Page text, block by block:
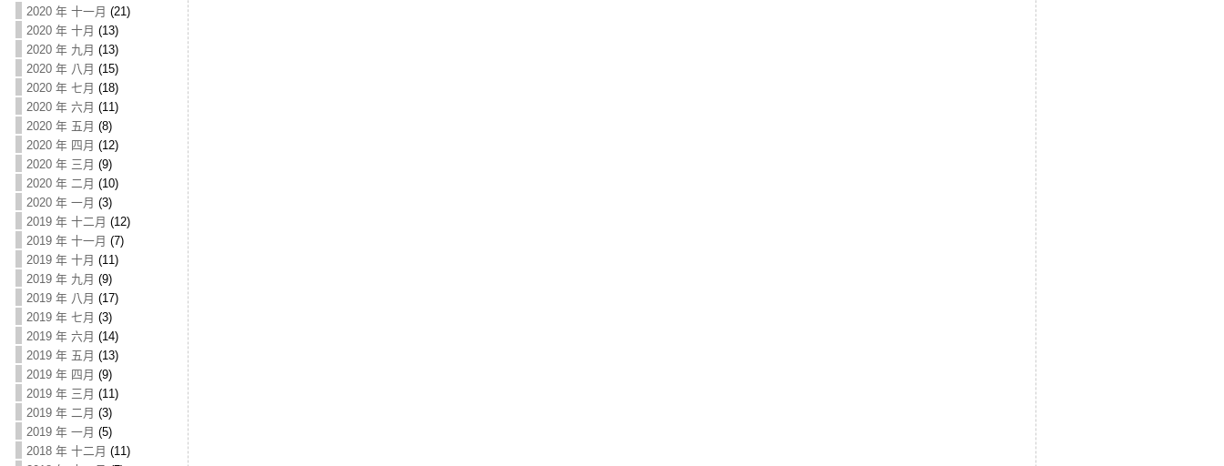
2020 年 十一月 (21)
2020 年 十月 (13)
2020 年 九月 (13)
2020 年 八月 (15)
2020 年 七月 (18)
2020 年 六月 (11)
2020 年 五月 (8)
2020 年 四月 (12)
2020 年 三月 (9)
2020 年 二月 (10)
2020 年 一月 (3)
2019 年 十二月 (12)
2019 年 十一月 (7)
2019 年 十月 (11)
2019 年 九月 (9)
2019 年 八月 (17)
2019 年 七月 (3)
2019 年 六月 (14)
2019 年 五月 (13)
2019 年 四月 (9)
2019 年 三月 (11)
2019 年 二月 (3)
2019 年 一月 (5)
2018 年 十二月 (11)